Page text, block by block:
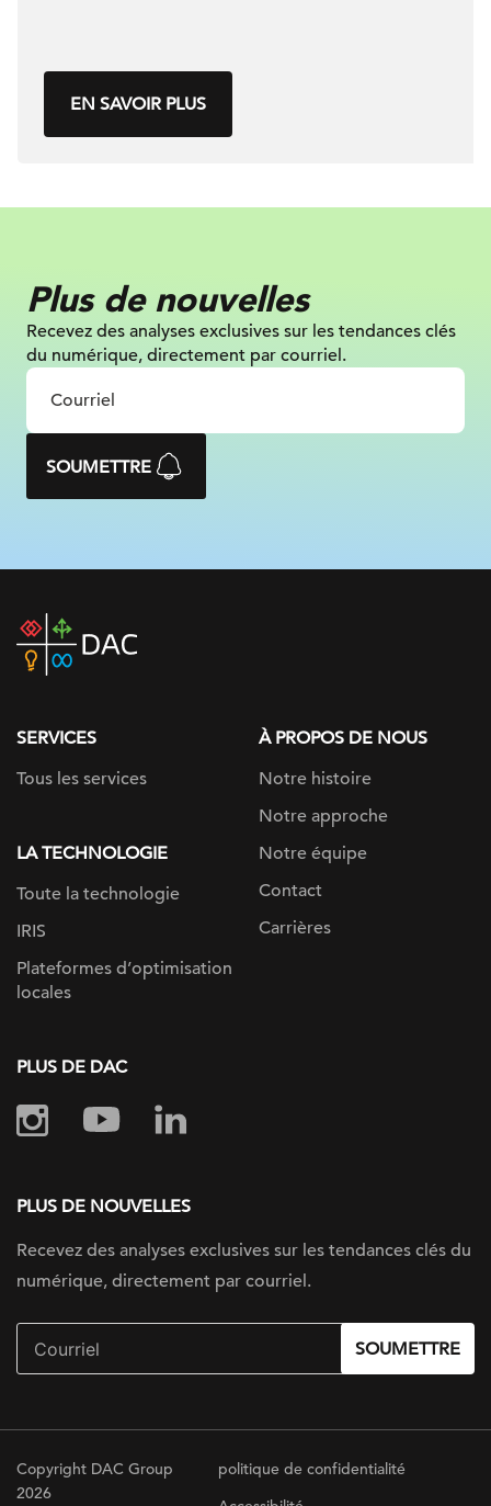
EN SAVOIR PLUS
Plus de nouvelles
Recevez des analyses exclusives sur les tendances clés
du numérique, directement par courriel.
SOUMETTRE
DAC
home
SERVICES
Tous les services
LA TECHNOLOGIE
Toute la technologie
IRIS
Plateformes d’optimisation
locales
À PROPOS DE NOUS
Notre histoire
Notre approche
Notre équipe
Contact
Carrières
PLUS DE DAC
PLUS DE NOUVELLES
Recevez des analyses exclusives sur les tendances clés du
numérique, directement par courriel.
SOUMETTRE
Copyright DAC Group
2026
politique de confidentialité